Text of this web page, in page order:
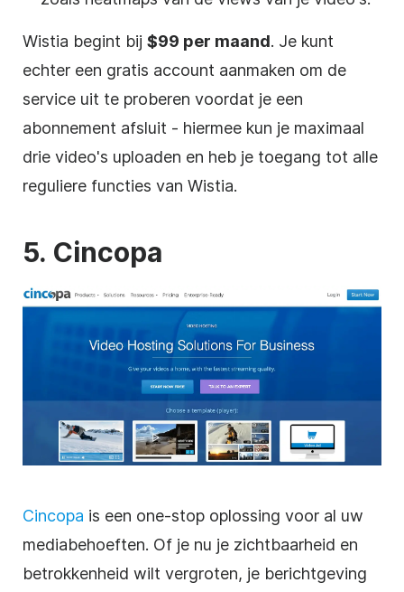
Wistia begint bij $99 per maand. Je kunt
echter een gratis account aanmaken om de
service uit te proberen voordat je een
abonnement afsluit - hiermee kun je maximaal
drie video's uploaden en heb je toegang tot alle
reguliere functies van Wistia.
5. Cincopa
Cincopa is een one-stop oplossing voor al uw
mediabehoeften. Of je nu je zichtbaarheid en
betrokkenheid wilt vergroten, je berichtgeving